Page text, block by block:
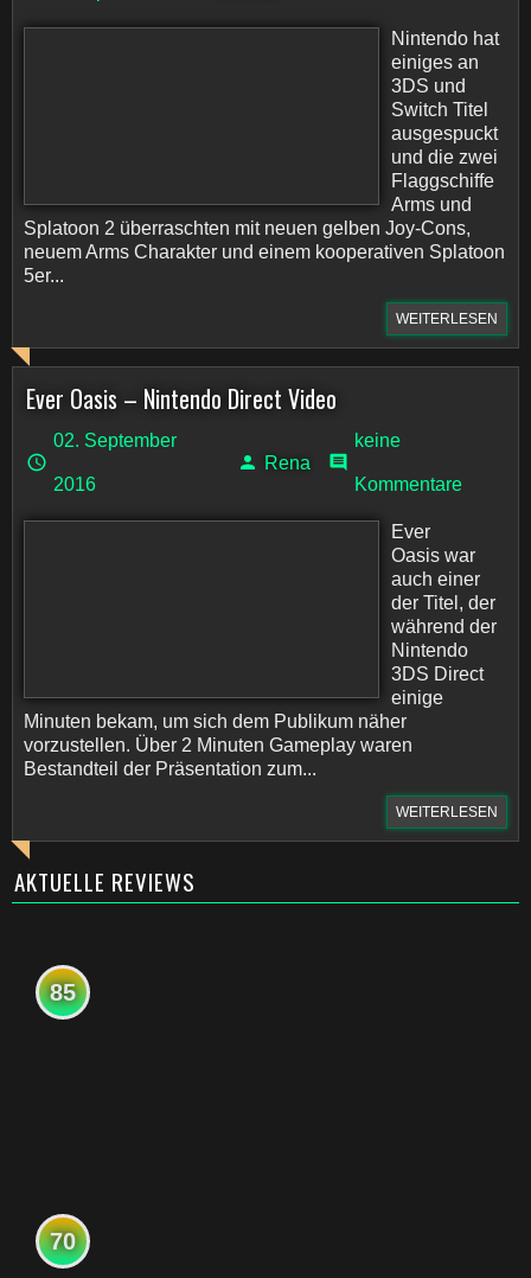
Nintendo hat
einiges an
3DS und
Switch Titel
ausgespuckt
und die zwei
Flaggschiffe
Arms und
Splatoon 2 überraschten mit neuen gelben Joy-Cons,
neuem Arms Charakter und einem kooperativen Splatoon
5er...
WEITERLESEN
Ever Oasis – Nintendo Direct Video
02. September
2016
Rena
keine
Kommentare
Ever
Oasis war
auch einer
der Titel, der
während der
Nintendo
3DS Direct
einige
Minuten bekam, um sich dem Publikum näher
vorzustellen. Über 2 Minuten Gameplay waren
Bestandteil der Präsentation zum...
WEITERLESEN
AKTUELLE REVIEWS
85
70